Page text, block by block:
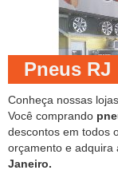
Pneus RJ
Conheça nossas
Você comprando
descontos em todos
orçamento e adquira
Janeiro.